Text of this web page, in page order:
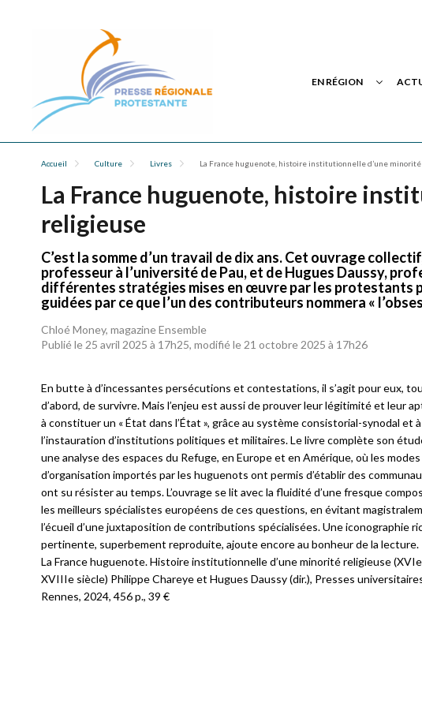
EN RÉGION
Accueil Culture Livres La France huguenote, histoire institutionnelle d’une
La France huguenote, histoire
religieuse
C’est la somme d’un travail de dix ans. Cet ouvrage
professeur à l’université de Pau, et de Hugues Daussy,
différentes stratégies mises en œuvre par les protestants
guidées par ce que l’un des contributeurs nommera «
Chloé Money, magazine Ensemble
Publié le 25 avril 2025 à 17h25, modifié le 21 octobre 2025 à 17h26
En butte à d’incessantes persécutions et contestations, il s’agit pour eux,
d’abord, de survivre. Mais l’enjeu est aussi de prouver leur légitimité et leur
à constituer un « État dans l’État », grâce au système consistorial-synodal et à
l’instauration d’institutions politiques et militaires. Le livre complète son
une analyse des espaces du Refuge, en Europe et en Amérique, où les modes
d’organisation importés par les huguenots ont permis d’établir des
ont su résister au temps. L’ouvrage se lit avec la fluidité d’une fresque
les meilleurs spécialistes européens de ces questions, en évitant
l’écueil d’une juxtaposition de contributions spécialisées. Une iconographie
pertinente, superbement reproduite, ajoute encore au bonheur de la lecture.
La France huguenote. Histoire institutionnelle d’une minorité religieuse
XVIIIe siècle) Philippe Chareye et Hugues Daussy (dir.), Presses
Rennes, 2024, 456 p., 39 €